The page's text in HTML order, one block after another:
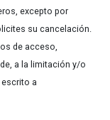
excepto por
su cancelación.
de acceso,
a la limitación y/o
a